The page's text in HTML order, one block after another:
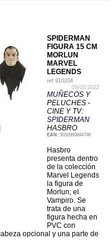
SPIDERMAN
FIGURA 15 CM
MORLUN
MARVEL
LEGENDS
ref 910204
09/02/2022
MUÑECOS Y
PELUCHES -
CINE Y TV:
SPIDERMAN
HASBRO
EAN: 5010993844746
Hasbro
presenta dentro
de la colección
Marvel Legends
la figura de
Morlun; el
Vampiro. Se
trata de una
figura hecha en
PVC con
opcional y una parte de